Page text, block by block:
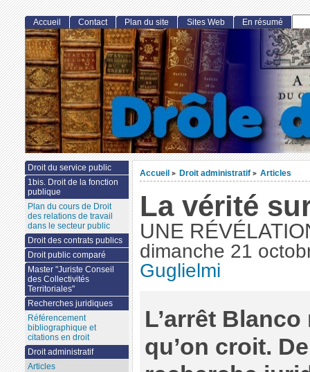
Accueil > Droit administratif > Articles
La vérité
UNE
dimanche 21
Guglielmi
L’arrêt
qu’on croit.
Accueil Contact Plan du site Sites Web En résumé
Droit du service public
1bis. Droit de la fonction
publique
Plan du cours de Droit
des relations de travail
dans le secteur public
Droit des contrats publics
Droit public comparé
Master "Juriste Conseil
des Collectivités
Territoriales"
Recherches juridiques
Référencement
bibliographique et
citations en droit
Droit administratif
Articles